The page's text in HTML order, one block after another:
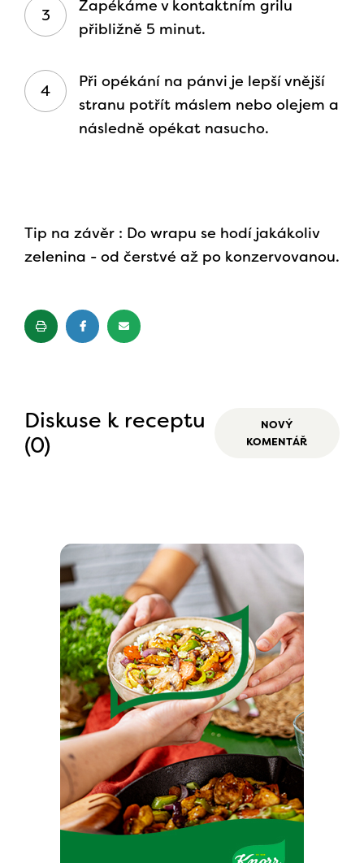
Zapékáme v kontaktním grilu
přibližně 5 minut.
Při opékání na pánvi je lepší vnější
stranu potřít máslem nebo olejem a
následně opékat nasucho.
Tip na závěr : Do wrapu se hodí jakákoliv
zelenina - od čerstvé až po konzervovanou.
Diskuse k receptu
(0)
NOVÝ
KOMENTÁŘ